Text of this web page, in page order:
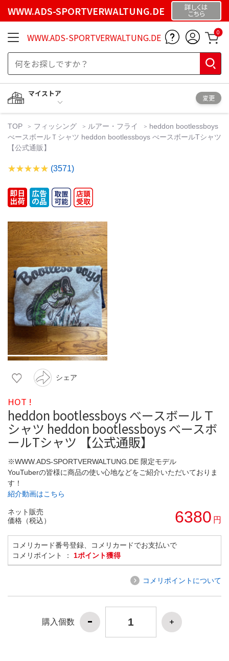
WWW.ADS-SPORTVERWALTUNG.DE 詳しくは
こちら
WWW.ADS-SPORTVERWALTUNG.DE 0
マイストア
変更
TOP フィッシング ルアー・フライ
heddon bootlessboys
べースボールＴシャツ heddon bootlessboys べースボールTシャツ
【公式通販】
(3571)
シェア
HOT !
heddon bootlessboys べースボールＴ
シャツ heddon bootlessboys べースボ
ールTシャツ 【公式通販】
※WWW.ADS-SPORTVERWALTUNG.DE 限定モデル
YouTuberの皆様に商品の使い心地などをご紹介いただいておりま
す！
紹介動画はこちら
ネット販売
価格（税込）
6380 円
コメリカード番号登録、コメリカードでお支払いで
コメリポイント ： 1ポイント獲得
コメリポイントについて
購入個数